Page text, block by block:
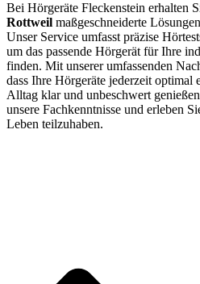
Bei Hörgeräte Fleckenstein erhalten
Rottweil maßgeschneiderte
Unser Service umfasst präzise
um das passende Hörgerät für Ihre
finden. Mit unserer umfassenden
dass Ihre Hörgeräte jederzeit optimal
Alltag klar und unbeschwert
unsere Fachkenntnisse und erleben
Leben teilzuhaben.